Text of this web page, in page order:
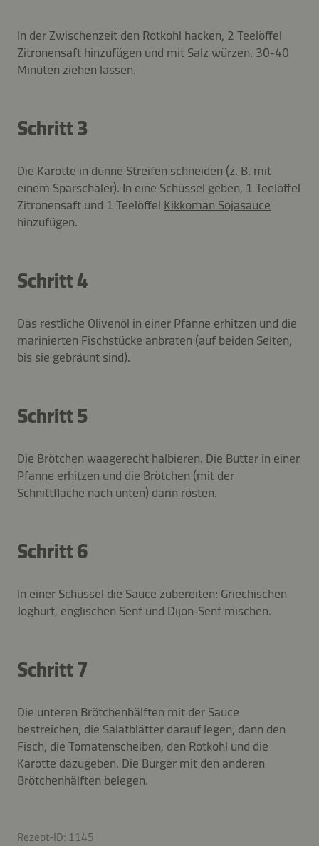
In der Zwischenzeit den Rotkohl hacken, 2 Teelöffel
Zitronensaft hinzufügen und mit Salz würzen. 30-40
Minuten ziehen lassen.
Schritt 3
Die Karotte in dünne Streifen schneiden (z. B. mit
einem Sparschäler). In eine Schüssel geben, 1 Teelöffel
Zitronensaft und 1 Teelöffel Kikkoman Sojasauce
hinzufügen.
Schritt 4
Das restliche Olivenöl in einer Pfanne erhitzen und die
marinierten Fischstücke anbraten (auf beiden Seiten,
bis sie gebräunt sind).
Schritt 5
Die Brötchen waagerecht halbieren. Die Butter in einer
Pfanne erhitzen und die Brötchen (mit der
Schnittfläche nach unten) darin rösten.
Schritt 6
In einer Schüssel die Sauce zubereiten: Griechischen
Joghurt, englischen Senf und Dijon-Senf mischen.
Schritt 7
Die unteren Brötchenhälften mit der Sauce
bestreichen, die Salatblätter darauf legen, dann den
Fisch, die Tomatenscheiben, den Rotkohl und die
Karotte dazugeben. Die Burger mit den anderen
Brötchenhälften belegen.
Rezept-ID: 1145